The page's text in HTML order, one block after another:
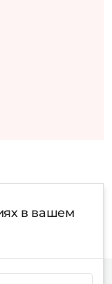
в вашем